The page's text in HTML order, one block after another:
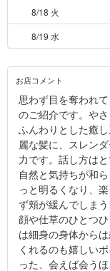
8/18 火
8/19 水
お店コメント
思わず目を奪われ
のご紹介です。や
ふんわりとした癒
麗な髪に、スレン
力です。話し方は
自然と気持ちが和
っと明るくなり、
ず頬が緩んでしま
顔や仕草のひとつ
は細身の身体から
くれるのも嬉しい
った、会えば会う